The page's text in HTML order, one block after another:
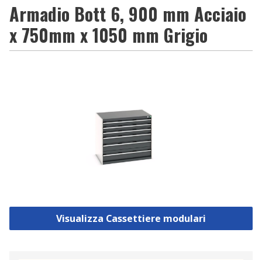
Armadio Bott 6, 900 mm Acciaio
x 750mm x 1050 mm Grigio
Visualizza Cassettiere modulari